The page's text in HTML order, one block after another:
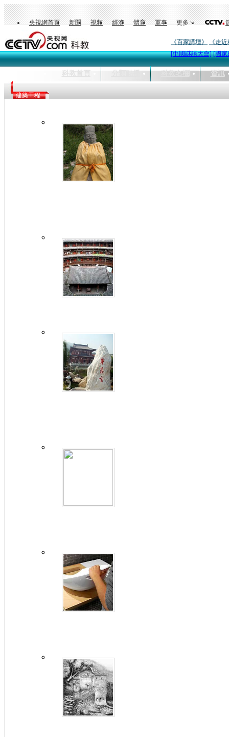
央視網首頁 新聞 視頻 經濟 體育 軍事 更多
《百家講壇》
《走
[中國謎語大會] [國家
資訊
建築工程